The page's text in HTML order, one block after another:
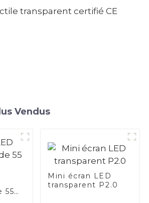
Vendus
55
Mini écran LED
transparent P2.0